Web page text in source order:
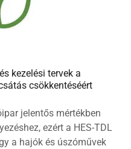
kezelési tervek a
csökkentéséért
jelentős mértékben
ezért a HES-TDL
a hajók és úszóművek